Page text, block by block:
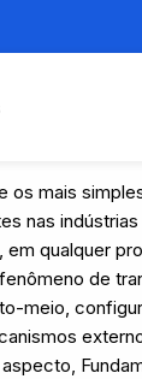
mais
nas
qualquer
de
meio,